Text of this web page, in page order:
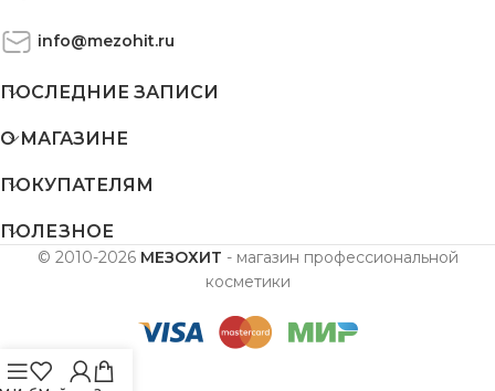
info@mezohit.ru
ПОСЛЕДНИЕ ЗАПИСИ
О МАГАЗИНЕ
ПОКУПАТЕЛЯМ
ПОЛЕЗНОЕ
© 2010-2026 МЕЗОХИТ - магазин профессиональной
косметики